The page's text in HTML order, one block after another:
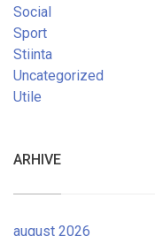
Social
Sport
Stiinta
Uncategorized
Utile
ARHIVE
august 2026